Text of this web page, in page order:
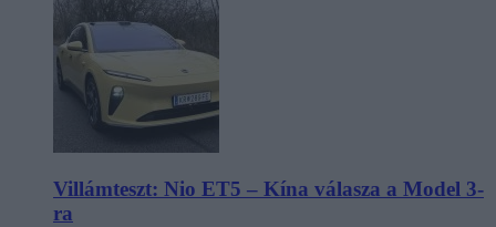
Villámteszt: Nio ET5 – Kína válasza a Model 3-
ra